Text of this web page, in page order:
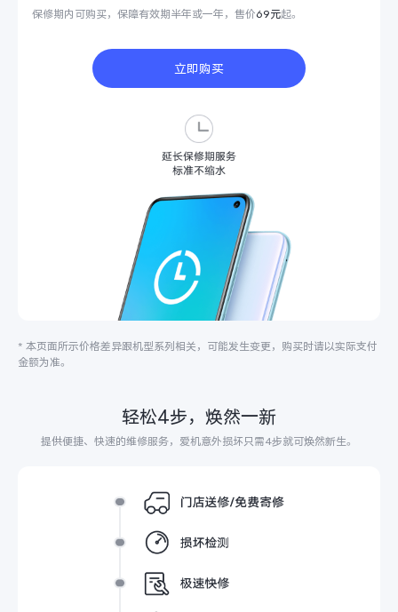
保修期内可购买，保障有效期半年或一年，售价69元起。
立即购买
* 本页面所示价格差异跟机型系列相关，可能发生变更，购买时请以实际支付
金额为准。
轻松4步，焕然一新
提供便捷、快速的维修服务，爱机意外损坏只需4步就可焕然新生。